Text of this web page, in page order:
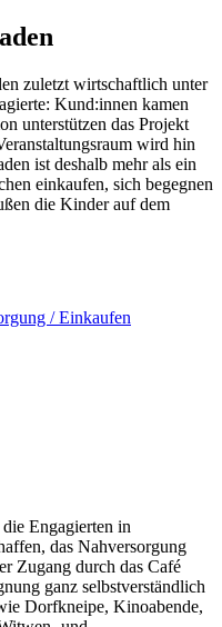
zuletzt wirtschaftlich unter
Kund:innen kamen
unterstützen das Projekt
wird hin
ist deshalb mehr als ein
einkaufen, sich begegnen
die Kinder auf dem
/ Einkaufen
Engagierten in
das Nahversorgung
Zugang durch das Café
ganz selbstverständlich
Dorfkneipe, Kinoabende,